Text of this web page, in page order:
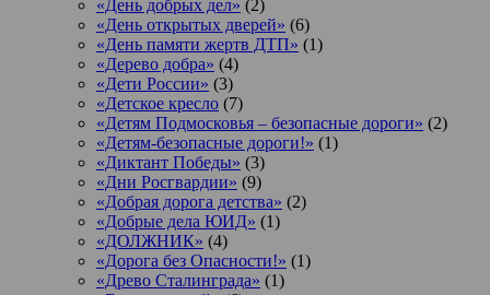
«День добрых дел» (2)
«День открытых дверей» (6)
«День памяти жертв ДТП» (1)
«Дерево добра» (4)
«Дети России» (3)
«Детское кресло (7)
«Детям Подмосковья – безопасные дороги» (2)
«Детям-безопасные дороги!» (1)
«Диктант Победы» (3)
«Дни Росгвардии» (9)
«Добрая дорога детства» (2)
«Добрые дела ЮИД» (1)
«ДОЛЖНИК» (4)
«Дорога без Опасности!» (1)
«Древо Сталинграда» (1)